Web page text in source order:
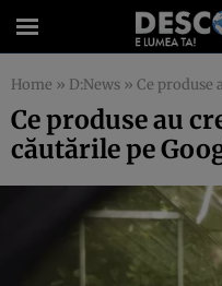
Home » D:News » Ce produse
Ce produse au
căutările pe